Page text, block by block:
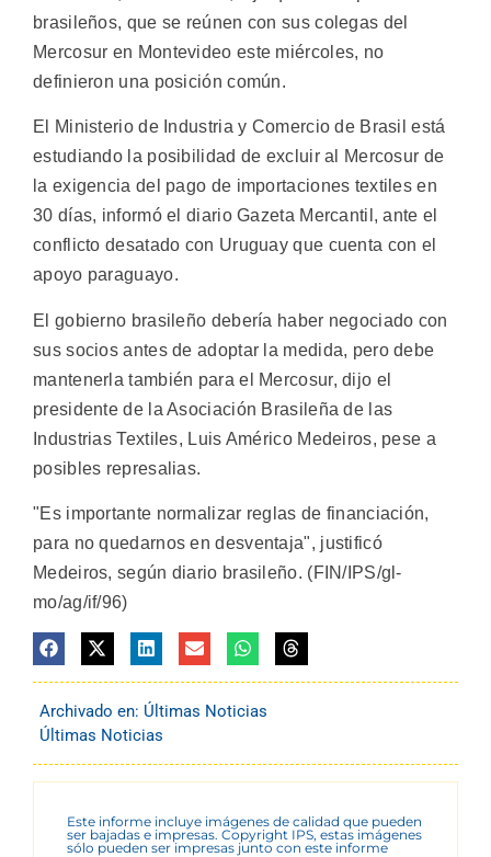
brasileños, que se reúnen con sus colegas del
Mercosur en Montevideo este miércoles, no
definieron una posición común.
El Ministerio de Industria y Comercio de Brasil está
estudiando la posibilidad de excluir al Mercosur de
la exigencia del pago de importaciones textiles en
30 días, informó el diario Gazeta Mercantil, ante el
conflicto desatado con Uruguay que cuenta con el
apoyo paraguayo.
El gobierno brasileño debería haber negociado con
sus socios antes de adoptar la medida, pero debe
mantenerla también para el Mercosur, dijo el
presidente de la Asociación Brasileña de las
Industrias Textiles, Luis Américo Medeiros, pese a
posibles represalias.
"Es importante normalizar reglas de financiación,
para no quedarnos en desventaja", justificó
Medeiros, según diario brasileño. (FIN/IPS/gl-
mo/ag/if/96)
Archivado en: Últimas Noticias
Últimas Noticias
Este informe incluye imágenes de calidad que pueden
ser bajadas e impresas. Copyright IPS, estas imágenes
sólo pueden ser impresas junto con este informe